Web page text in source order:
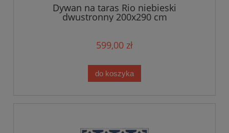
Dywan na taras Rio niebieski
dwustronny 200x290 cm
599,00 zł
do koszyka